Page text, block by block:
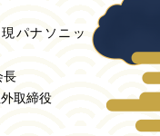
パナソニッ
長
取締役